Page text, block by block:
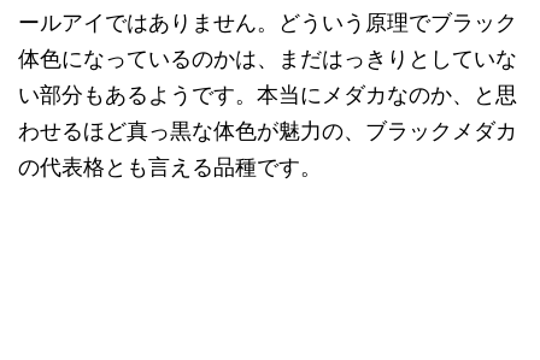
ールアイではありません。どういう原理でブラック
体色になっているのかは、まだはっきりとしていな
い部分もあるようです。本当にメダカなのか、と思
わせるほど真っ黒な体色が魅力の、ブラックメダカ
の代表格とも言える品種です。